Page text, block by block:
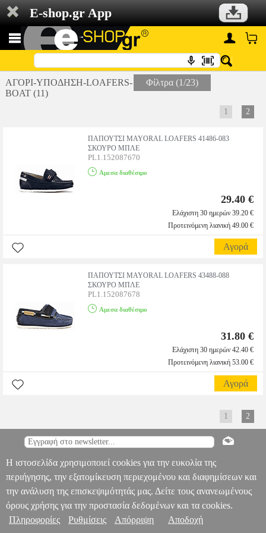
E-shop.gr App
ΑΓΟΡΙ-ΥΠΟΔΗΣΗ-LOAFERS-
BOAT (11)
Φίλτρα (1/23)
1 2
ΠΑΠΟΥΤΣΙ MAYORAL LOAFERS 41486-083
ΣΚΟΥΡΟ ΜΠΛΕ
PL1.152087670
Αμεσα διαθέσιμο
29.40 €
Ελάχιστη 30 ημερών 39.20 €
Προτεινόμενη λιανική 49.00 €
Αγορά
ΠΑΠΟΥΤΣΙ MAYORAL LOAFERS 43488-088
ΣΚΟΥΡΟ ΜΠΛΕ
PL1.152087678
Αμεσα διαθέσιμο
31.80 €
Ελάχιστη 30 ημερών 42.40 €
Προτεινόμενη λιανική 53.00 €
Αγορά
1 2
Πληροφορίες & Υπηρεσίες >
Η ιστοσελίδα χρησιμοποιεί cookies για την ευκολία της
περιήγησης, την εξατομίκευση περιεχομένου και διαφημίσεων και
την ανάλυση της επισκεψιμότητάς μας. Δείτε τους ανανεωμένους
όρους χρήσης για την προστασία δεδομένων και τα cookies.
Πληροφορίες
Ρυθμίσεις Απόρριψη Αποδοχή